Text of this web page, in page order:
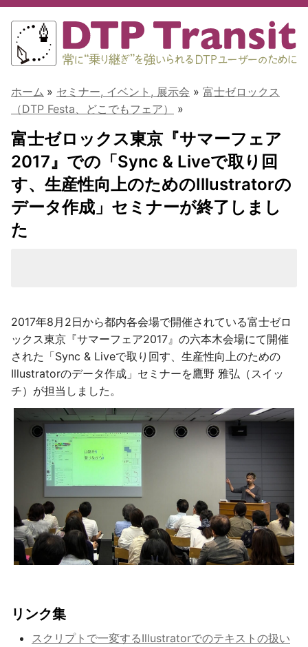
ホーム » セミナー, イベント, 展示会 » 富士ゼロックス
（DTP Festa、どこでもフェア）
»
富士ゼロックス東京『サマーフェア
2017』での「Sync & Liveで取り回
す、生産性向上のためのIllustratorの
データ作成」セミナーが終了しまし
た
2017年8月2日から都内各会場で開催されている富士ゼロ
ックス東京『サマーフェア2017』の六本木会場にて開催
された「Sync & Liveで取り回す、生産性向上のための
Illustratorのデータ作成」セミナーを鷹野 雅弘（スイッ
チ）が担当しました。
リンク集
スクリプトで一変するIllustratorでのテキストの扱い